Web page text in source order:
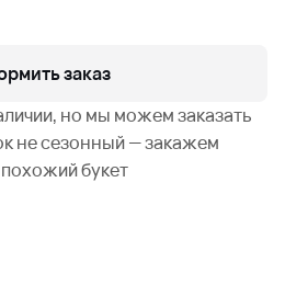
заказ
но мы можем заказать
не сезонный — закажем
букет